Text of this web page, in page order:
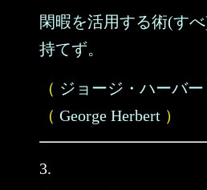
閑暇を活用する術(す
持てず。
（ ジョージ・ハーバー
（ George Herbert ）
3.